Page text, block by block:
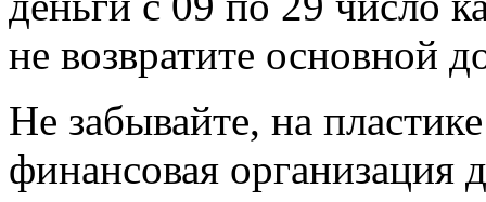
не возвратите основной
Не забывайте, на
финансовая организация